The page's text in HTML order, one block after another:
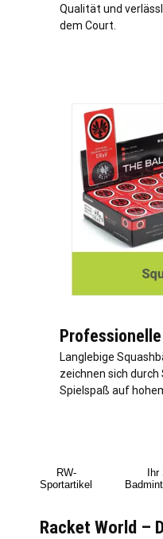
Qualität und
dem Court.
Langlebige
zeichnen sich
Spielspaß auf
RW-
Sportartikel
Racket World –